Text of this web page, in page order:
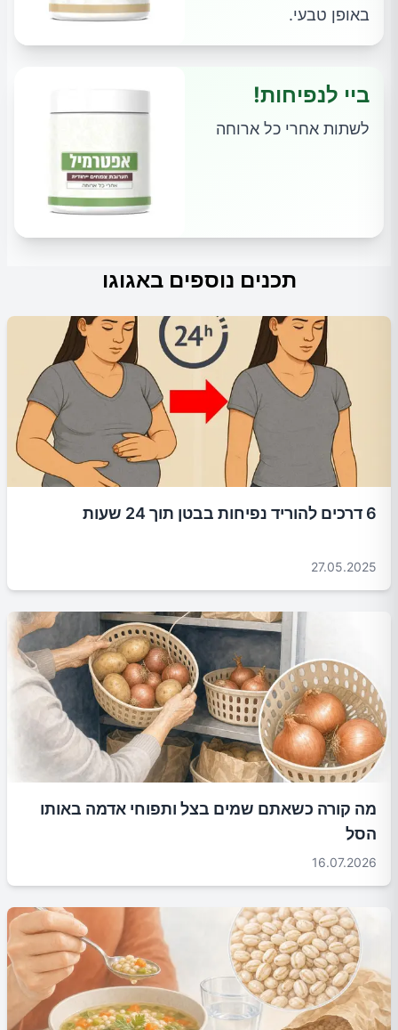
באופן טבעי.
ביי לנפיחות!
לשתות אחרי כל ארוחה
תכנים נוספים באגוגו
6 דרכים להוריד נפיחות בבטן תוך 24 שעות
27.05.2025
מה קורה כשאתם שמים בצל ותפוחי אדמה באותו
הסל
16.07.2026